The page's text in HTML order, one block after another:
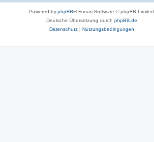
Powered by phpBB® Forum Software © phpBB Limited
Deutsche Übersetzung durch phpBB.de
Datenschutz| Nutzungsbedingungen